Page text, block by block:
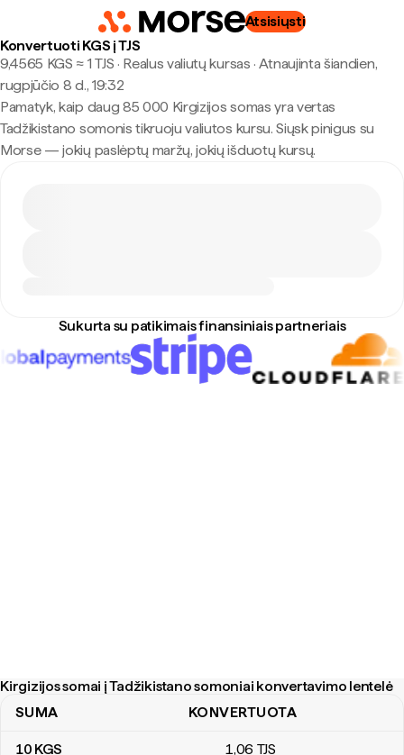
Atsisiųsti
Konvertuoti KGS į TJS
9,4565 KGS ≈ 1 TJS · Realus valiutų kursas · Atnaujinta šiandien,
rugpjūčio 8 d., 19:32
Pamatyk, kaip daug 85 000 Kirgizijos somas yra vertas
Tadžikistano somonis tikruoju valiutos kursu. Siųsk pinigus su
Morse — jokių paslėptų maržų, jokių išduotų kursų.
Sukurta su patikimais finansiniais partneriais
Kirgizijos somai į Tadžikistano somoniai konvertavimo lentelė
Kirgizijos somai į Tadžikistano somoniai konvertavimo lentelė
SUMA KONVERTUOTA
10 KGS 1,06 TJS